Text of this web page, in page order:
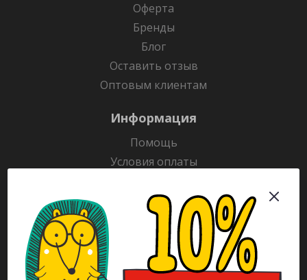
Оферта
Бренды
Блог
Оставить отзыв
Оптовым клиентам
Информация
Помощь
Условия оплаты
Гарантия на товар
Раскраски
Рекламодателям
Каталог